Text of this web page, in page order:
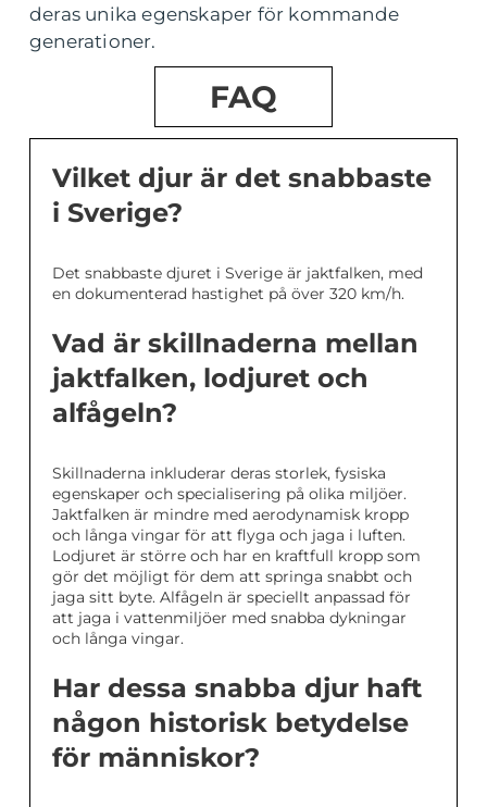
deras unika egenskaper för kommande
generationer.
FAQ
Vilket djur är det snabbaste
i Sverige?
Det snabbaste djuret i Sverige är jaktfalken, med
en dokumenterad hastighet på över 320 km/h.
Vad är skillnaderna mellan
jaktfalken, lodjuret och
alfågeln?
Skillnaderna inkluderar deras storlek, fysiska
egenskaper och specialisering på olika miljöer.
Jaktfalken är mindre med aerodynamisk kropp
och långa vingar för att flyga och jaga i luften.
Lodjuret är större och har en kraftfull kropp som
gör det möjligt för dem att springa snabbt och
jaga sitt byte. Alfågeln är speciellt anpassad för
att jaga i vattenmiljöer med snabba dykningar
och långa vingar.
Har dessa snabba djur haft
någon historisk betydelse
för människor?